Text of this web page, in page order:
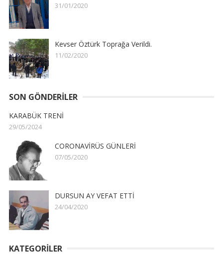
31/01/2020
Kevser Öztürk Toprağa Verildi.
11/02/2020
SON GÖNDERILER
KARABÜK TRENİ
29/05/2024
CORONAVİRÜS GÜNLERİ
07/05/2020
DURSUN AY VEFAT ETTİ
24/04/2020
KATEGORİLER